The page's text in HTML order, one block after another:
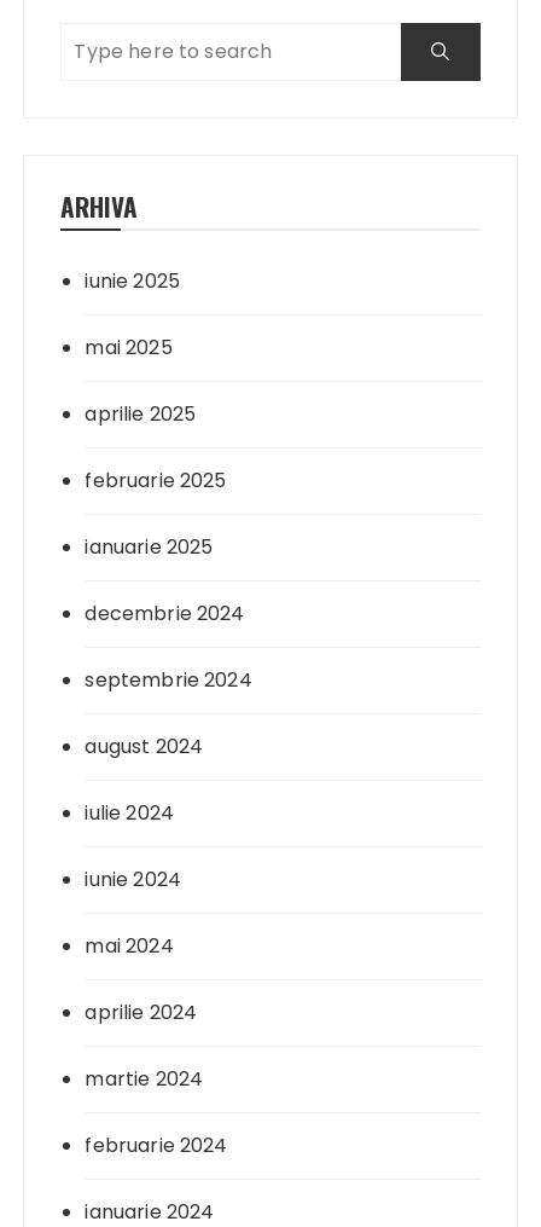
ARHIVA
iunie 2025
mai 2025
aprilie 2025
februarie 2025
ianuarie 2025
decembrie 2024
septembrie 2024
august 2024
iulie 2024
iunie 2024
mai 2024
aprilie 2024
martie 2024
februarie 2024
ianuarie 2024